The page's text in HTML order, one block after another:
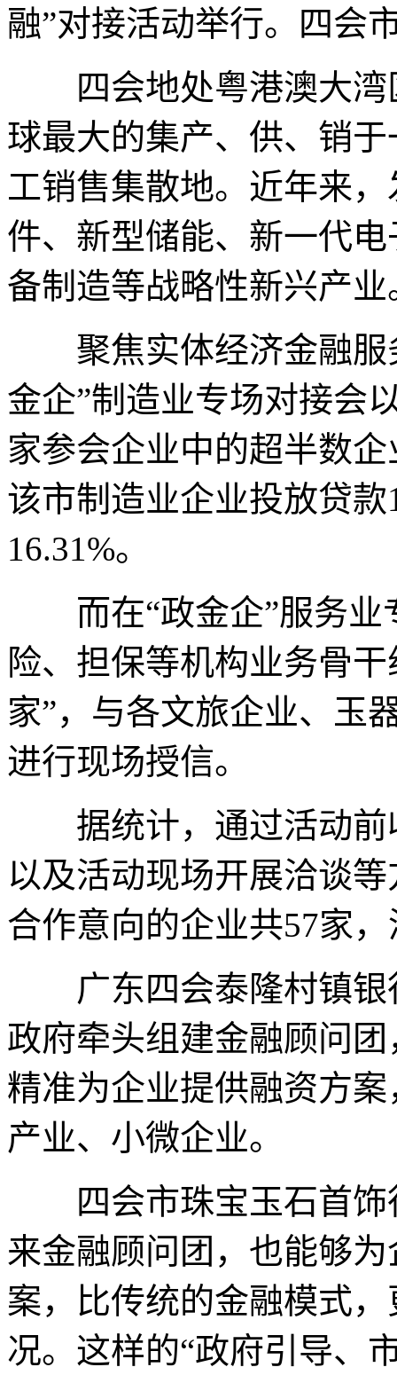
融”对接活动举行。四会
四会地处粤港澳大湾
球最大的集产、供、销
工销售集散地。近年来
件、新型储能、新一代
备制造等战略性新兴产业
聚焦实体经济金融服
金企”制造业专场对接会
家参会企业中的超半数
该市制造业企业投放贷
16.31%。
而在“政金企”服务业
险、担保等机构业务骨
家”，与各文旅企业、玉
进行现场授信。
据统计，通过活动前
以及活动现场开展洽谈
合作意向的企业共57家
广东四会泰隆村镇银
政府牵头组建金融顾问
精准为企业提供融资方
产业、小微企业。
四会市珠宝玉石首饰
来金融顾问团，也能够
案，比传统的金融模式
况。这样的“政府引导、